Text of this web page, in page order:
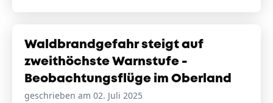
Waldbrandgefahr steigt auf
zweithöchste Warnstufe -
Beobachtungsflüge im Oberland
geschrieben am 02. Juli 2025